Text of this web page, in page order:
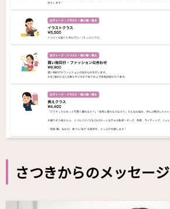
さつきからのメッセージ